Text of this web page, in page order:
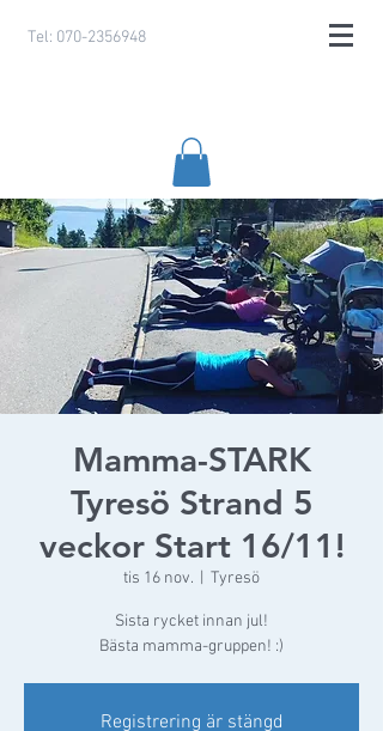
Tel: 070-2356948
Mamma-STARK
Tyresö Strand 5
veckor Start 16/11!
tis 16 nov. Tyresö
Sista rycket innan jul!
Bästa mamma-gruppen! :)
Registrering är stängd